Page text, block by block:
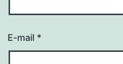
E-mail *